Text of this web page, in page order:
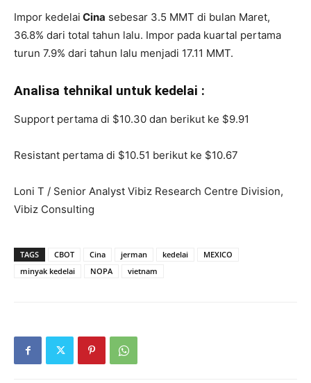
Impor kedelai Cina sebesar 3.5 MMT di bulan Maret,
36.8% dari total tahun lalu. Impor pada kuartal pertama
turun 7.9% dari tahun lalu menjadi 17.11 MMT.
Analisa tehnikal untuk kedelai :
Support pertama di $10.30 dan berikut ke $9.91
Resistant pertama di $10.51 berikut ke $10.67
Loni T / Senior Analyst Vibiz Research Centre Division,
Vibiz Consulting
TAGS CBOT Cina jerman kedelai
MEXICO
minyak kedelai
NOPA vietnam